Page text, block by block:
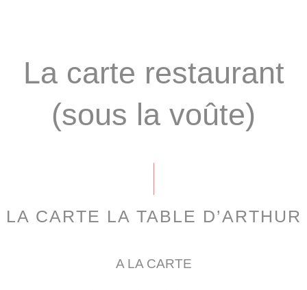
La carte restaurant
(sous la voûte)
LA CARTE LA TABLE D’ARTHUR
A LA CARTE